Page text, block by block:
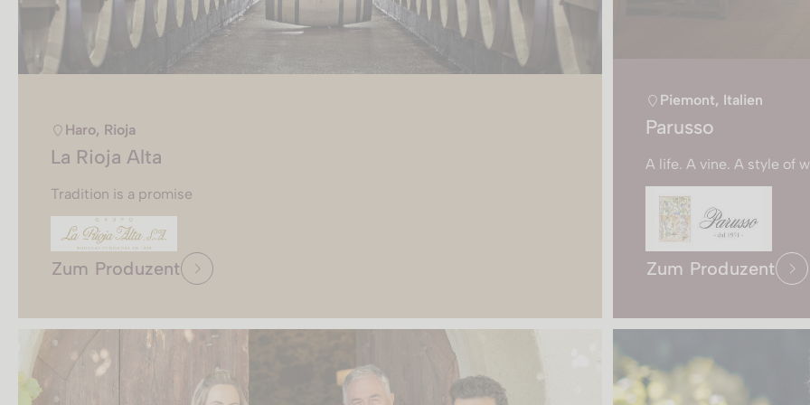
Haro, Rioja
La Rioja Alta
Tradition is a promise
Zum Produzent
Piemont, Italien
Parusso
A life. A vine. A style of
Zum Produzent